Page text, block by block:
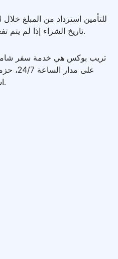
تاريخ الشراء إذا لم يتم تفعيل الوثيقة. لا توجد أسئلة أخرى.
تريب بوكس هي خدمة سفر
على
استشارات من خبراء، وأدلة سفر.